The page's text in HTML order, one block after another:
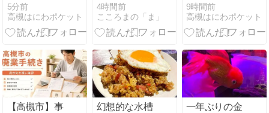
ネス高槻が閉
店｜現時点で
分かること
5分前
高槻はにわポケット
R サイゴンさ
んの「コムデ
ィア＆チェ
カム」
4時間前
こころまの「ま」
か峰が閉店へ
｜新しい店舗
の場所
9時間前
高槻はにわポケット
【高槻市】事
幻想的な水槽
一年ぶりの金